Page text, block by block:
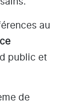
au
public et
de